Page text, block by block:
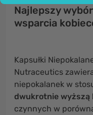
Najlepszy
wsparcia
Kapsułki
Nutraceutics
niepokalanek w
dwukrotnie wyższą
czynnych w